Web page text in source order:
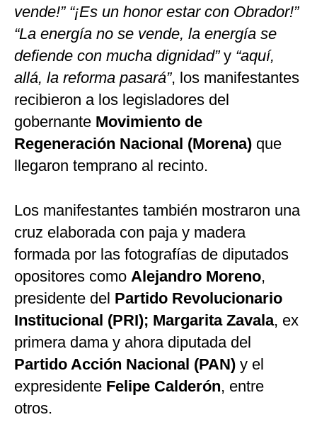
vende!” “¡Es un honor estar con Obrador!”
“La energía no se vende, la energía se
defiende con mucha dignidad”y “aquí,
allá, la reforma pasará”, los manifestantes
recibieron a los legisladores del
gobernante Movimiento de
Regeneración Nacional (Morena) que
llegaron temprano al recinto.
Los manifestantes también mostraron una
cruz elaborada con paja y madera
formada por las fotografías de diputados
opositores como Alejandro Moreno,
presidente del Partido Revolucionario
Institucional (PRI); Margarita Zavala, ex
primera dama y ahora diputada del
Partido Acción Nacional (PAN) y el
expresidente Felipe Calderón, entre
otros.